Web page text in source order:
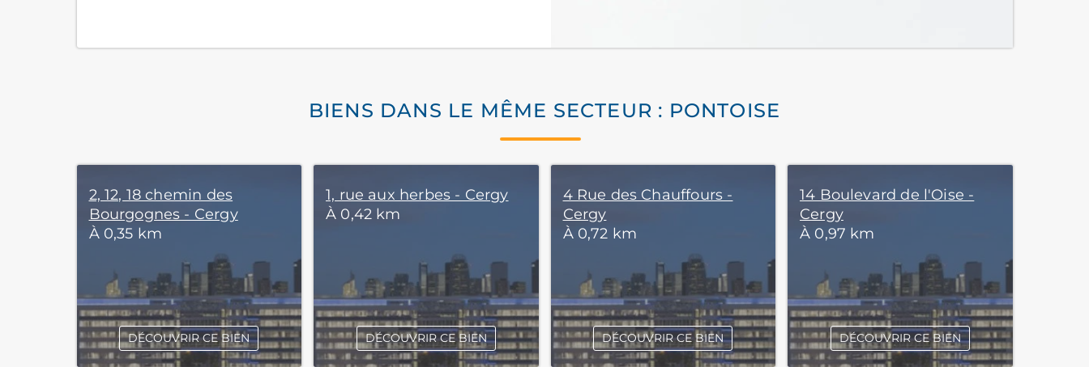
BIENS DANS LE MÊME SECTEUR : PONTOISE
2, 12, 18 chemin des
Bourgognes - Cergy
À 0,35 km
DÉCOUVRIR CE BIEN
1, rue aux herbes - Cergy
À 0,42 km
DÉCOUVRIR CE BIEN
4 Rue des Chauffours -
Cergy
À 0,72 km
DÉCOUVRIR CE BIEN
14 Boulevard de l'Oise -
Cergy
À 0,97 km
DÉCOUVRIR CE BIEN